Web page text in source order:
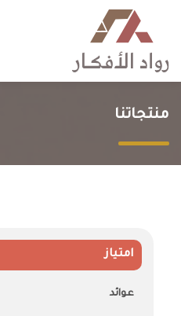
منتجاتنا
امتياز
عوائد